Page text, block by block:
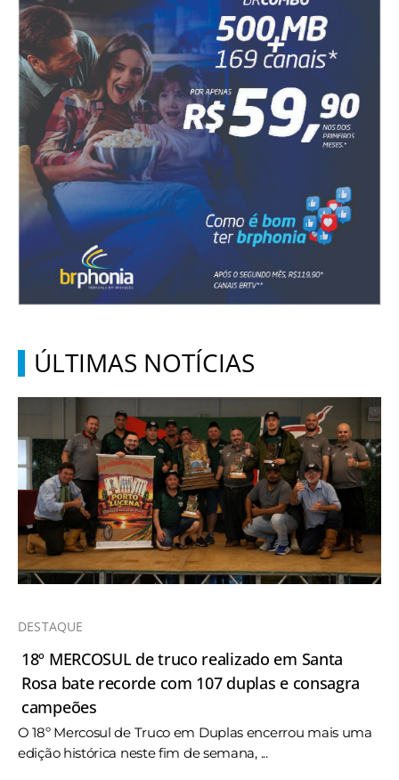
ÚLTIMAS NOTÍCIAS
DESTAQUE
18º MERCOSUL de truco realizado em Santa
Rosa bate recorde com 107 duplas e consagra
campeões
O 18º Mercosul de Truco em Duplas encerrou mais uma
edição histórica neste fim de semana, ...